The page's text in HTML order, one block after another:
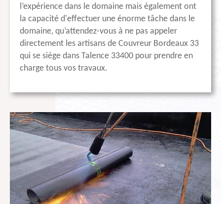
l’expérience dans le domaine mais également ont
la capacité d'effectuer une énorme tâche dans le
domaine, qu’attendez-vous à ne pas appeler
directement les artisans de Couvreur Bordeaux 33
qui se siège dans Talence 33400 pour prendre en
charge tous vos travaux.